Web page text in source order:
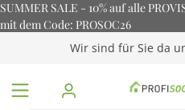
SUMMER SALE - 10% auf alle
mit dem Code: PROSOC26
Wir sind für Sie da